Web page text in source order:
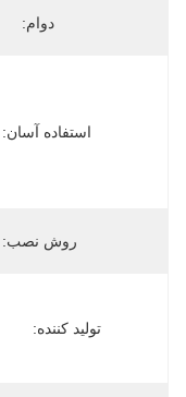
دوام:
استفاده آسان:
روش نصب:
تولید کننده: